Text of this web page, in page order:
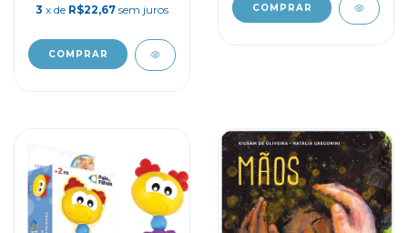
3 x de R$22,67 sem juros